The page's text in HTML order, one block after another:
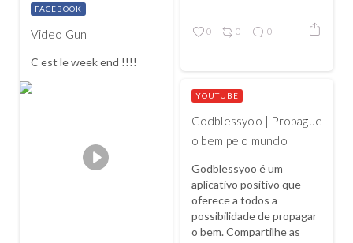
0 0 0
Video Gun
C est le week end !!!!
FACEBOOK
Godblessyoo | Propague
o bem pelo mundo
Godblessyoo é um
aplicativo positivo que
oferece a todos a
possibilidade de propagar
o bem. Compartilhe as
YOUTUBE